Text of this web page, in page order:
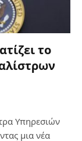
το
Υπηρεσιών
μια νέα